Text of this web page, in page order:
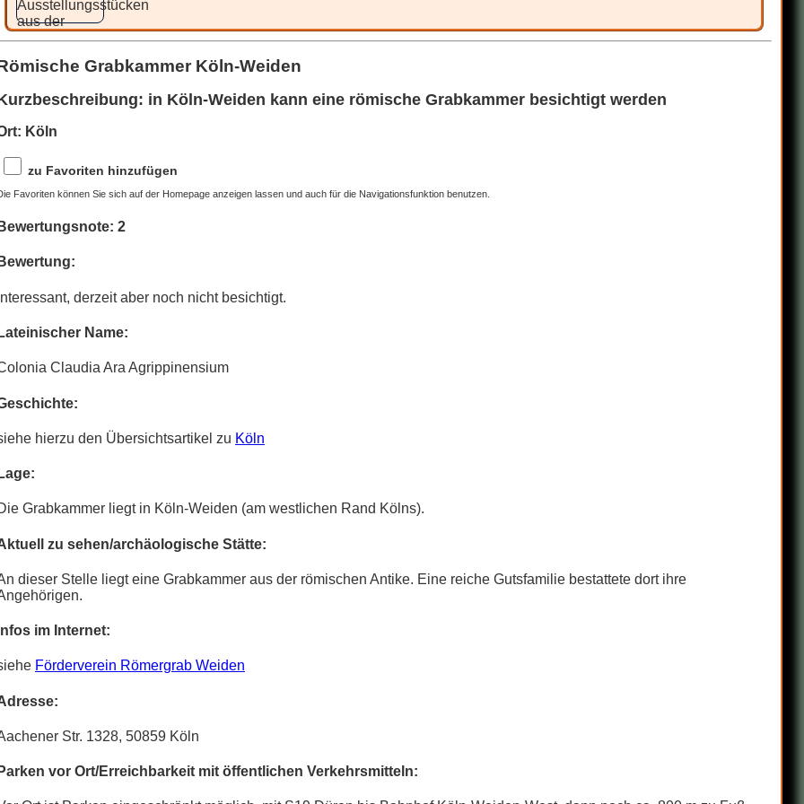
Grabkammer Köln-Weiden
in Köln-Weiden kann eine römische Grabkammer besichtigt werden
Köln
zu Favoriten hinzufügen
Favoriten können Sie sich auf der Homepage anzeigen lassen und auch für die Navigationsfunktion benutzen.
Bewertungsnote: 2
Bewertung:
Interessant, derzeit aber noch nicht besichtigt.
Lateinischer Name:
Claudia Ara Agrippinensium
hierzu den Übersichtsartikel zu Köln
Lage:
Grabkammer liegt in Köln-Weiden (am westlichen Rand Kölns).
zu sehen/archäologische Stätte:
dieser Stelle liegt eine Grabkammer aus der römischen Antike. Eine reiche Gutsfamilie bestattete dort ihre
Infos im Internet:
Förderverein Römergrab Weiden
Str. 1328, 50859 Köln
Parken vor Ort/Erreichbarkeit mit öffentlichen Verkehrsmitteln: